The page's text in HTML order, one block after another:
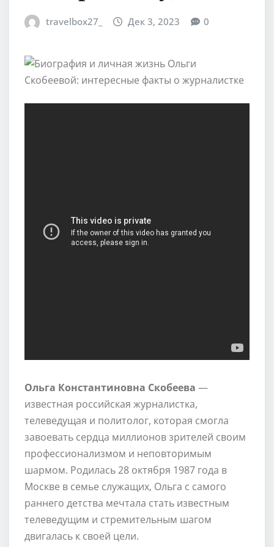
travelbox27_ Дек 3, 2023 0
Ольга Константиновна Скобеева —
известная российская журналистка,
телеведущая и политолог, которая смогла
завоевать сердца миллионов зрителей своим
профессионализмом и неповторимым
шармом. Родилась 28 октября 1987 года в
Москве в семье служащих, Ольга с самого
раннего детства мечтала стать известным
телеведущим и стремительным шагом
двигалась к своей цели.